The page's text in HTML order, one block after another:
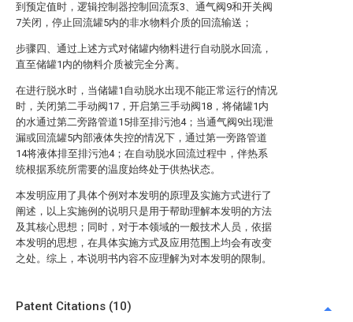
到预定值时，逻辑控制器控制回流泵3、通气阀9和开关阀
7关闭，停止回流罐5内的非水物料介质的回流输送；
步骤四、通过上述方式对储罐内物料进行自动脱水回流，
直至储罐1内的物料介质被完全分离。
在进行脱水时，当储罐1自动脱水出现不能正常运行的情况
时，关闭第二手动阀17，开启第三手动阀18，将储罐1内
的水通过第二旁路管道15排至排污池4；当通气阀9出现泄
漏或回流罐5内部液体失控的情况下，通过第一旁路管道
14将液体排至排污池4；在自动脱水回流过程中，伴热系
统根据系统所需要的温度始终处于供热状态。
本发明应用了具体个例对本发明的原理及实施方式进行了
阐述，以上实施例的说明只是用于帮助理解本发明的方法
及其核心思想；同时，对于本领域的一般技术人员，依据
本发明的思想，在具体实施方式及应用范围上均会有改变
之处。综上，本说明书内容不应理解为对本发明的限制。
Patent Citations (10)